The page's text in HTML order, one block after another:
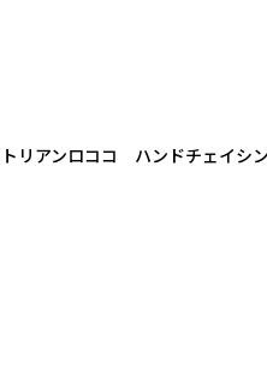
リアンロココ ハンドチェイシ